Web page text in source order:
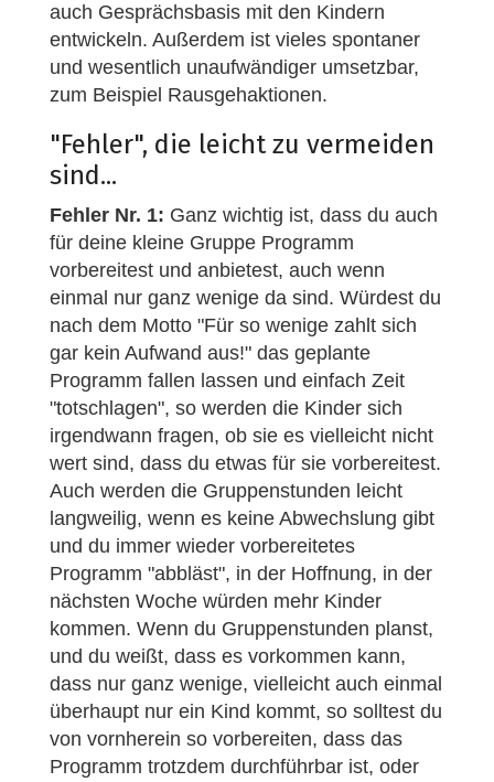
auch Gesprächsbasis mit den Kindern
entwickeln. Außerdem ist vieles spontaner
und wesentlich unaufwändiger umsetzbar,
zum Beispiel Rausgehaktionen.
"Fehler", die leicht zu vermeiden
sind...
Fehler Nr. 1: Ganz wichtig ist, dass du auch
für deine kleine Gruppe Programm
vorbereitest und anbietest, auch wenn
einmal nur ganz wenige da sind. Würdest du
nach dem Motto "Für so wenige zahlt sich
gar kein Aufwand aus!" das geplante
Programm fallen lassen und einfach Zeit
"totschlagen", so werden die Kinder sich
irgendwann fragen, ob sie es vielleicht nicht
wert sind, dass du etwas für sie vorbereitest.
Auch werden die Gruppenstunden leicht
langweilig, wenn es keine Abwechslung gibt
und du immer wieder vorbereitetes
Programm "abbläst", in der Hoffnung, in der
nächsten Woche würden mehr Kinder
kommen. Wenn du Gruppenstunden planst,
und du weißt, dass es vorkommen kann,
dass nur ganz wenige, vielleicht auch einmal
überhaupt nur ein Kind kommt, so solltest du
von vornherein so vorbereiten, dass das
Programm trotzdem durchführbar ist, oder